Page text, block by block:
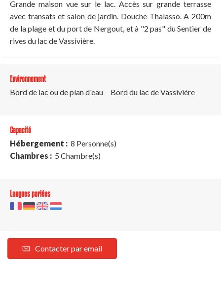
Grande maison vue sur le lac. Accès sur grande terrasse
avec transats et salon de jardin. Douche Thalasso. A 200m
de la plage et du port de Nergout, et à "2 pas" du Sentier de
rives du lac de Vassivière.
Environnement
Bord de lac ou de plan d'eau
Bord du lac de Vassivière
Capacité
Hébergement : 8 Personne(s)
Chambres : 5 Chambre(s)
Langues parlées
Contacter par email